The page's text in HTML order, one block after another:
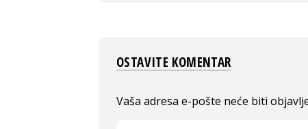
OSTAVITE KOMENTAR
Vaša adresa e-pošte neće biti